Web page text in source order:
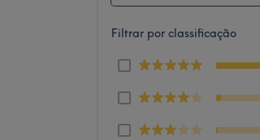
Filtrar por classificação